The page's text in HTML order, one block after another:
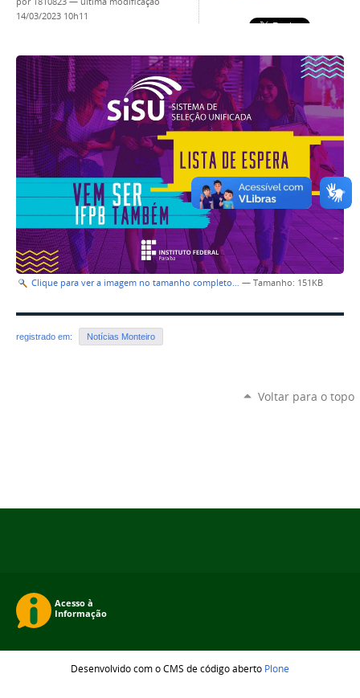
14/03/2023 10h11
Clique para ver a imagem no tamanho completo… — Tamanho: 151KB
registrado em: Notícias Monteiro
Voltar para o topo
Desenvolvido com o CMS de código aberto Plone